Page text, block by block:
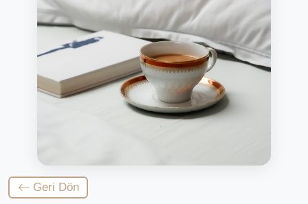
Geri Dön